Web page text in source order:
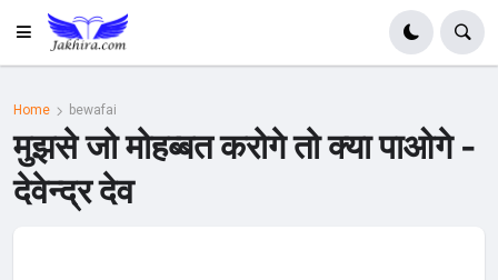
Home bewafai
मुझसे जो मोहब्बत करोगे तो क्या पाओगे -
देवेन्द्र देव